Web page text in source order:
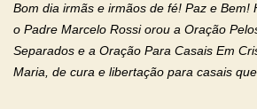
Bom dia irmãs e irmãos de fé! Paz e Bem!
o Padre Marcelo Rossi orou a Oração
Separados e a Oração Para Casais Em
Maria, de cura e libertação para casais